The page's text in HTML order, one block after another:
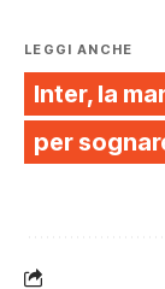
LEGGI ANCHE
Inter, la
per